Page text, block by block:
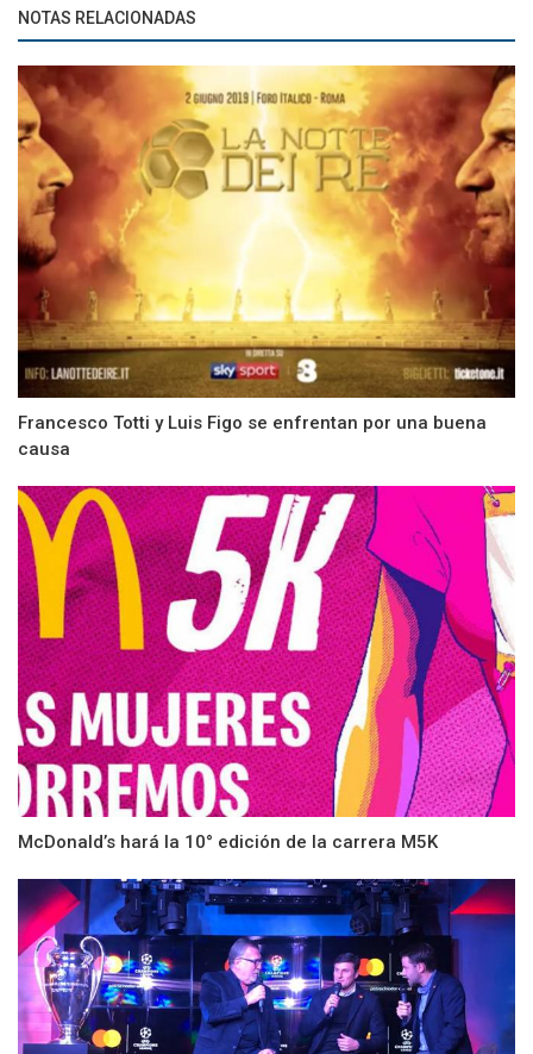
NOTAS RELACIONADAS
Francesco Totti y Luis Figo se enfrentan por una buena
causa
McDonald’s hará la 10° edición de la carrera M5K